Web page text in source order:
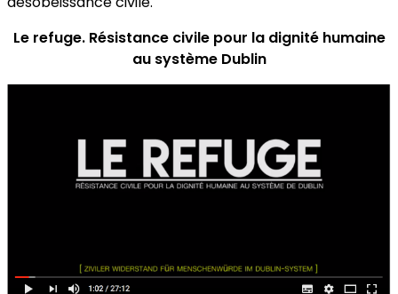
Le refuge. Résistance civile pour la dignité humaine
au système Dublin